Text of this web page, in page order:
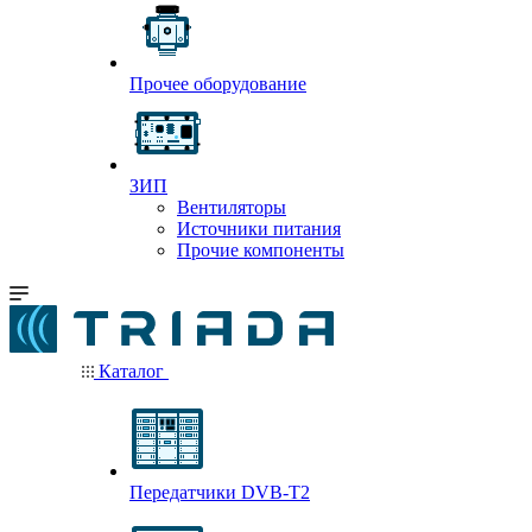
Прочее оборудование
ЗИП
Вентиляторы
Источники питания
Прочие компоненты
Каталог
Передатчики DVB-T2